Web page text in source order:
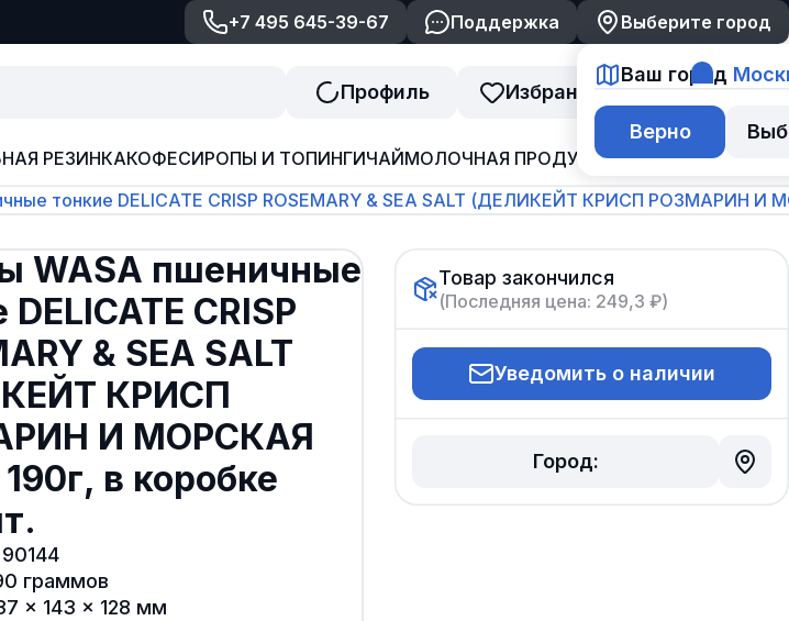
+7 495 645-39-67 Поддержка Выберите город
Ваш город
Верно
Профиль Избранное Корзина
РЕЗИНКАКОФЕСИРОПЫ И ТОПИНГИЧАЙМОЛОЧНАЯ ПРОДУКЦИЯДЖЕМ И
тонкие DELICATE CRISP ROSEMARY & SEA SALT (ДЕЛИКЕЙТ КРИСП РОЗМАРИН
WASA пшеничные
CRISP
& SEA SALT
КРИСП
И МОРСКАЯ
в коробке
граммов
× 143 × 128 мм
Товар закончился
(Последняя цена: 249,3 ₽)
Уведомить о наличии
Город: